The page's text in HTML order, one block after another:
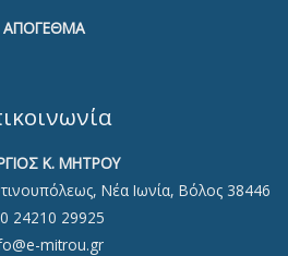
ΑΠΟΓΕΘΜΑ
Κ. ΜΗΤΡΟΥ
Νέα Ιωνία, Βόλος 38446
24210 29925
mitrou.gr